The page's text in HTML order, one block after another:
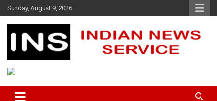
Skip
to
content
Sunday, August 9, 2026
Indian News Service